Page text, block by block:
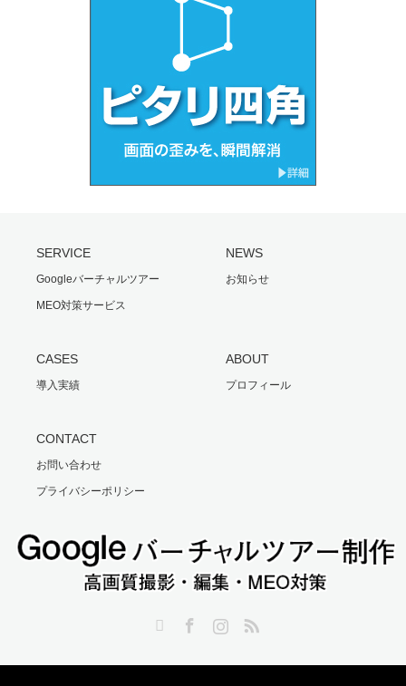
SERVICE
Googleバーチャルツアー
MEO対策サービス
NEWS
お知らせ
CASES
導入実績
ABOUT
プロフィール
CONTACT
お問い合わせ
プライバシーポリシー